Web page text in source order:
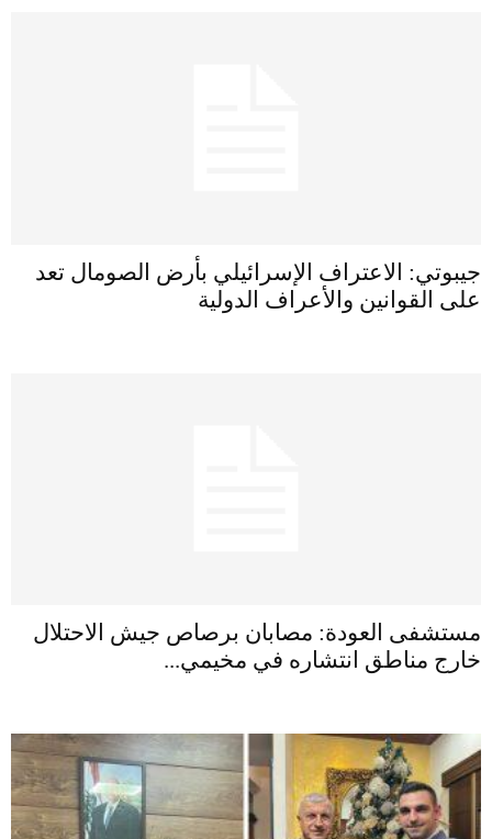
جيبوتي: الاعتراف الإسرائيلي بأرض الصومال تعد
على القوانين والأعراف الدولية
مستشفى العودة: مصابان برصاص جيش الاحتلال
خارج مناطق انتشاره في مخيمي...